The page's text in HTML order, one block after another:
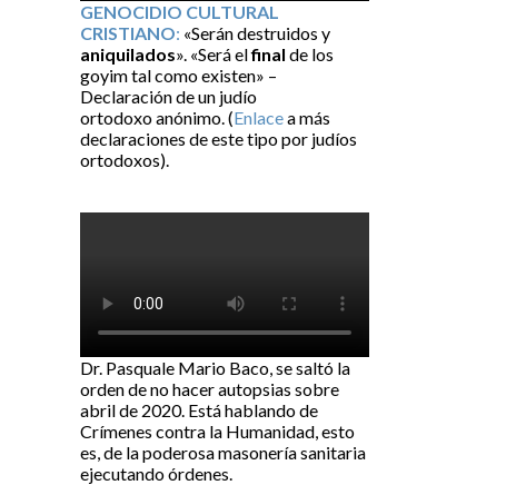
GENOCIDIO CULTURAL
CRISTIANO: «Serán destruidos y
aniquilados». «Será elfinal de los
goyim tal como existen» –
Declaración de un judío
ortodoxo anónimo. (Enlacea más
declaraciones de este tipo por judíos
ortodoxos).
Dr. Pasquale Mario Baco, se saltó la
orden de no hacer autopsias sobre
abril de 2020. Está hablando de
Crímenes contra la Humanidad, esto
es, de la poderosa masonería sanitaria
ejecutando órdenes.